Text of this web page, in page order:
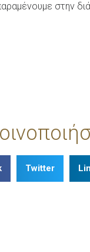
στην
Twitter